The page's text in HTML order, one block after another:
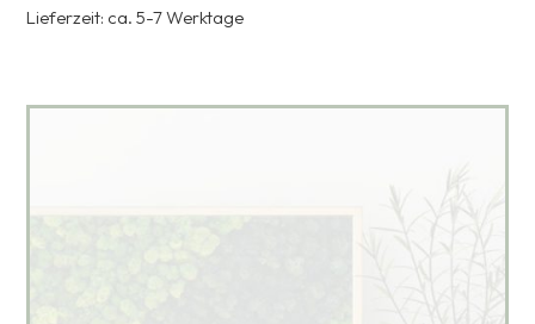
Lieferzeit: ca. 5-7 Werktage